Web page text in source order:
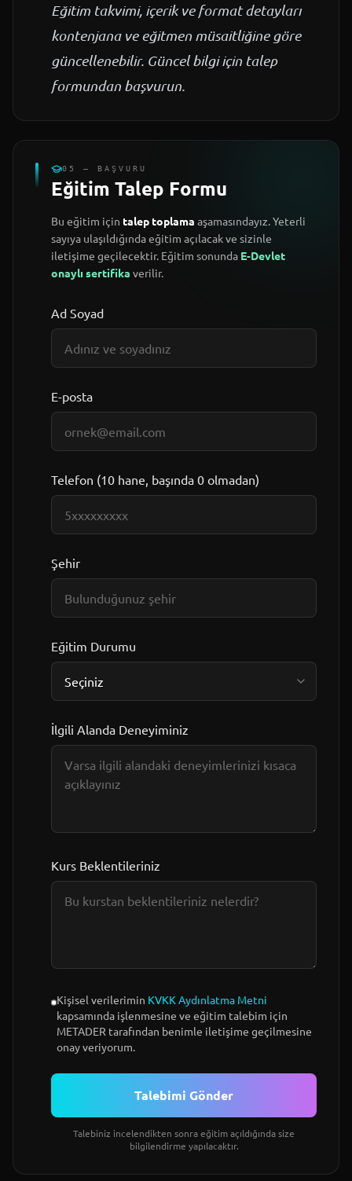
Eğitim takvimi, içerik ve format detayları
kontenjana ve eğitmen müsaitliğine göre
güncellenebilir. Güncel bilgi için talep
formundan başvurun.
05 — BAŞVURU
Eğitim Talep Formu
Bu eğitim için talep toplama aşamasındayız. Yeterli
sayıya ulaşıldığında eğitim açılacak ve sizinle
iletişime geçilecektir. Eğitim sonunda E-Devlet
onaylı sertifika verilir.
Ad Soyad
E-posta
Telefon (10 hane, başında 0 olmadan)
Şehir
Eğitim Durumu
İlgili Alanda Deneyiminiz
Kurs Beklentileriniz
Kişisel verilerimin KVKK Aydınlatma Metni
kapsamında işlenmesine ve eğitim talebim için
METADER tarafından benimle iletişime geçilmesine
onay veriyorum.
Talebimi Gönder
Talebiniz incelendikten sonra eğitim açıldığında size
bilgilendirme yapılacaktır.